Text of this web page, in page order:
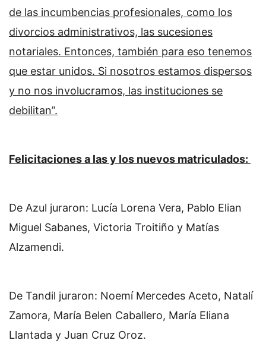
de las incumbencias profesionales, como los
divorcios administrativos, las sucesiones
notariales. Entonces, también para eso tenemos
que estar unidos. Si nosotros estamos dispersos
y no nos involucramos, las instituciones se
debilitan”.
Felicitaciones a las y los nuevos matriculados:
De Azul juraron: Lucía Lorena Vera, Pablo Elian
Miguel Sabanes, Victoria Troitiño y Matías
Alzamendi.
De Tandil juraron: Noemí Mercedes Aceto, Natalí
Zamora, María Belen Caballero, María Eliana
Llantada y Juan Cruz Oroz.